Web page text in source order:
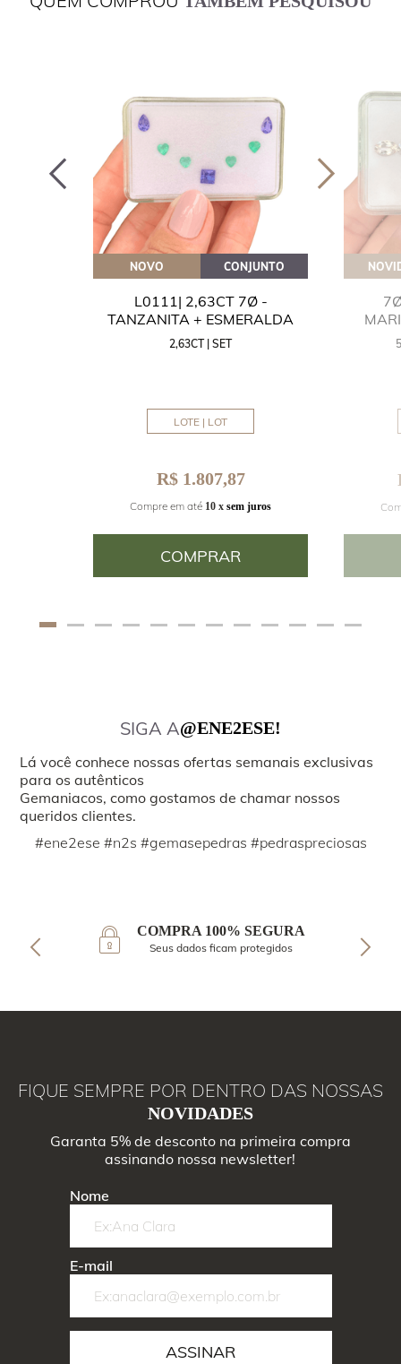
NOVO CONJUNTO
L0111| 2,63CT 7Ø -
TANZANITA + ESMERALDA
2,63CT | SET
LOTE | LOT
R$ 1.807,87
Compre em até 10 x sem juros
COMPRAR
SIGA A@ENE2ESE!
Lá você conhece nossas ofertas semanais exclusivas
para os autênticos
Gemaniacos, como gostamos de chamar nossos
queridos clientes.
#ene2ese #n2s #gemasepedras #pedraspreciosas
COMPRA 100% SEGURA
Seus dados ficam protegidos
FIQUE SEMPRE POR DENTRO DAS NOSSAS
NOVIDADES
Garanta 5% de desconto na primeira compra
assinando nossa newsletter!
Nome
E-mail
ASSINAR